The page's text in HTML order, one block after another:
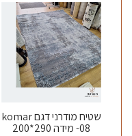
שטיח מודרני דגם komar
08- מידה 290*200